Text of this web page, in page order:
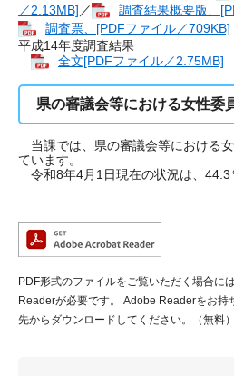
／2.13MB] ／ 調査結果概要版、
調査票、[PDFファイル／709KB]
平成14年度調査結果
全文[PDFファイル／2.75MB]
県の審議会等における女性委
当課では、県の審議会等における
ています。
令和8年4月1日現在の状況は、44.3
PDF形式のファイルをご覧いただく場合に
Readerが必要です。
Adobe Readerをお持
先からダウンロードしてください。（無料）